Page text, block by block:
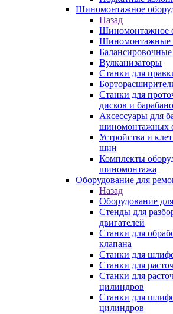
Шиномонтажное
Назад
Шиномонтажное
Шиномонтажные
Балансировочные
Вулканизаторы
Станки для
Станки для
дисков и
Аксессуары для
шиномонтажных
Устройства и
шин
Комплекты
шиномонтажа
Оборудование для
Назад
Оборудование
Стенды для
двигателей
Станки для
клапана
Станки для
Станки для
Станки для
цилиндров
Станки для
цилиндров